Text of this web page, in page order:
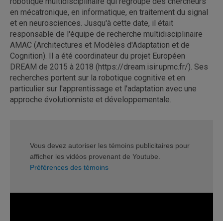
en mécatronique, en informatique, en traitement du signal
et en neurosciences. Jusqu'à cette date, il était
responsable de l'équipe de recherche multidisciplinaire
AMAC (Architectures et Modèles d'Adaptation et de
Cognition). Il a été coordinateur du projet Européen
DREAM de 2015 à 2018 (https://dream.isir.upmc.fr/). Ses
recherches portent sur la robotique cognitive et en
particulier sur l'apprentissage et l'adaptation avec une
approche évolutionniste et développementale.
Vous devez autoriser les témoins publicitaires pour
afficher les vidéos provenant de Youtube.
Préférences des témoins